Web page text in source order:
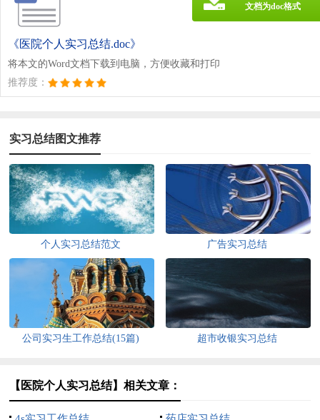
《医院个人实习总结.doc》
将本文的Word文档下载到电脑，方便收藏和打印
推荐度：
文档为doc格式
实习总结图文推荐
个人实习总结范文 广告实习总结
公司实习生工作总结(15篇) 超市收银实习总结
【医院个人实习总结】相关文章：